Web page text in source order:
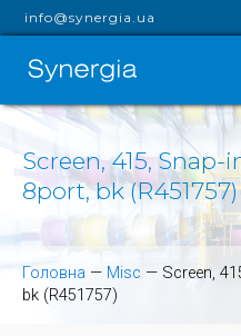
info@synergia.ua
Screen, 415, Snap-
8port, bk (R451757)
Головна — Misc — Screen,
bk (R451757)